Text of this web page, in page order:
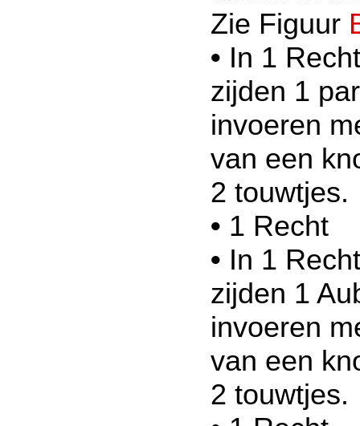
Zie Figuur
• In 1
zijden 1
invoeren
van een
2 touwtjes.
• 1 Recht
• In 1
zijden 1
invoeren
van een
2 touwtjes.